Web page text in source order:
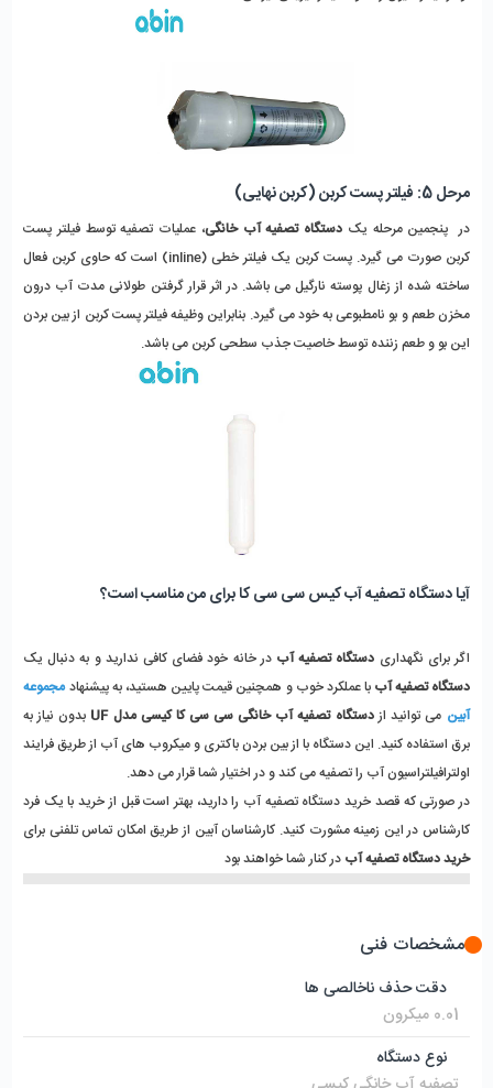
مرحل 5: فیلتر پست کربن (کربن نهایی)
در پنجمین مرحله یک دستگاه تصفیه آب خانگی، عملیات تصفیه توسط فیلتر پست
کربن صورت می گیرد. پست کربن یک فیلتر خطی (inline) است که حاوی کربن فعال
ساخته شده از زغال پوسته نارگیل می باشد. در اثر قرار گرفتن طولانی مدت آب درون
مخزن طعم و بو نامطبوعی به خود می گیرد. بنابراین وظیفه فیلتر پست کربن از بین بردن
این بو و طعم زننده توسط خاصیت جذب سطحی کربن می باشد.
آیا دستگاه تصفیه آب کیس سی سی کا برای من مناسب است؟
اگر برای نگهداری دستگاه تصفیه آب در خانه خود فضای کافی ندارید و به دنبال یک
دستگاه تصفیه آب با عملکرد خوب و همچنین قیمت پایین هستید، به پیشنهاد مجموعه
آبین می توانید ازدستگاه تصفیه آب خانگی سی سی کا کیسی مدل UF
بدون نیاز به
برق استفاده کنید. این دستگاه با از بین بردن باکتری و میکروب های آب از طریق فرایند
اولترافیلتراسیون آب را تصفیه می کند و در اختیار شما قرار می دهد.
در صورتی که قصد خرید دستگاه تصفیه آب را دارید، بهتر است قبل از خرید با یک فرد
کارشناس در این زمینه مشورت کنید. کارشناسان آبین از طریق امکان تماس تلفنی برای
خرید دستگاه تصفیه آب در کنار شما خواهند بود
مشخصات فنی
دقت حذف ناخالصی ها
0.01 ميكرون
نوع دستگاه